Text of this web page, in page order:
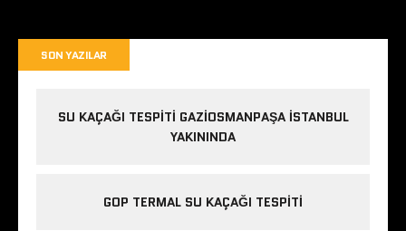
SON YAZILAR
SU KAÇAĞI TESPITI GAZIOSMANPAŞA ISTANBUL
YAKININDA
GOP TERMAL SU KAÇAĞI TESPITI